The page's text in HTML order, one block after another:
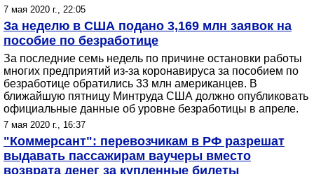
7 мая 2020 г., 22:05
За неделю в США подано 3,169 млн заявок на
пособие по безработице
За последние семь недель по причине остановки работы
многих предприятий из-за коронавируса за пособием по
безработице обратились 33 млн американцев. В
ближайшую пятницу Минтруда США должно опубликовать
официальные данные об уровне безработицы в апреле.
7 мая 2020 г., 16:37
"Коммерсант": перевозчикам в РФ разрешат
выдавать пассажирам ваучеры вместо
возврата денег за купленные билеты